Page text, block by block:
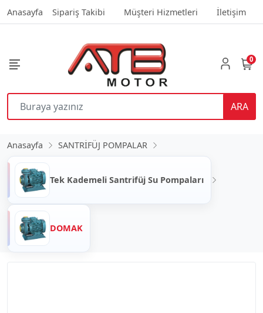
Anasayfa Sipariş Takibi Müşteri Hizmetleri İletişim
ARA
0
Anasayfa SANTRİFÜJ POMPALAR
Tek Kademeli Santrifüj Su Pompaları
DOMAK